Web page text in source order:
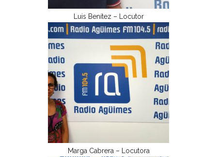
Luis Benítez – Locutor
Marga Cabrera – Locutora